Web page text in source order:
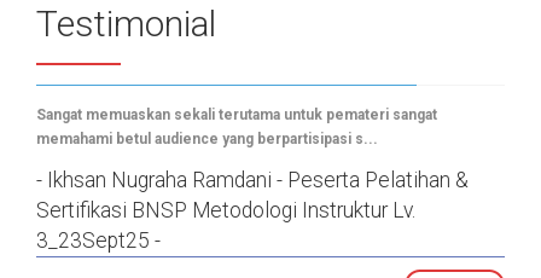
Testimonial
Sangat memuaskan sekali terutama untuk pemateri sangat
memahami betul audience yang berpartisipasi s...
- Ikhsan Nugraha Ramdani - Peserta Pelatihan &
Sertifikasi BNSP Metodologi Instruktur Lv.
3_23Sept25 -